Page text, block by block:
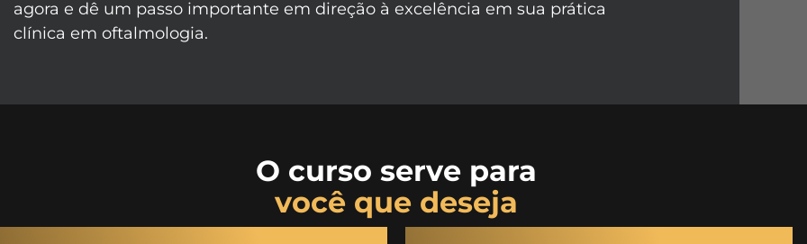
agora e dê um passo importante em direção à excelência em sua prática
clínica em oftalmologia.
O curso serve para
você que deseja